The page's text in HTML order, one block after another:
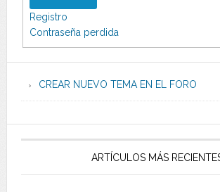
Registro
Contraseña perdida
CREAR NUEVO TEMA EN EL FORO
ARTÍCULOS MÁS